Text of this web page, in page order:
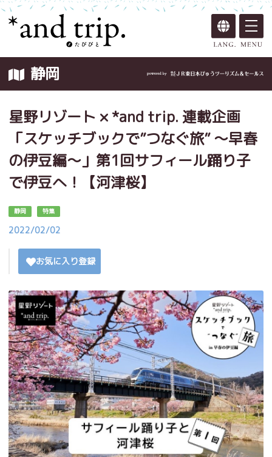
静岡
星野リゾート × *and trip. 連載企画
「スケッチブックで”つなぐ旅” ～早春
の伊豆編～」第1回サフィール踊り子
で伊豆へ！【河津桜】
静岡 特集
2022/02/02
お気に入り登録